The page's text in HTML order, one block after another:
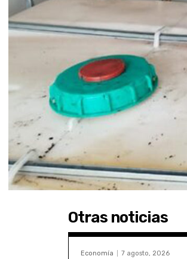
Otras noticias
Economía 7 agosto, 2026